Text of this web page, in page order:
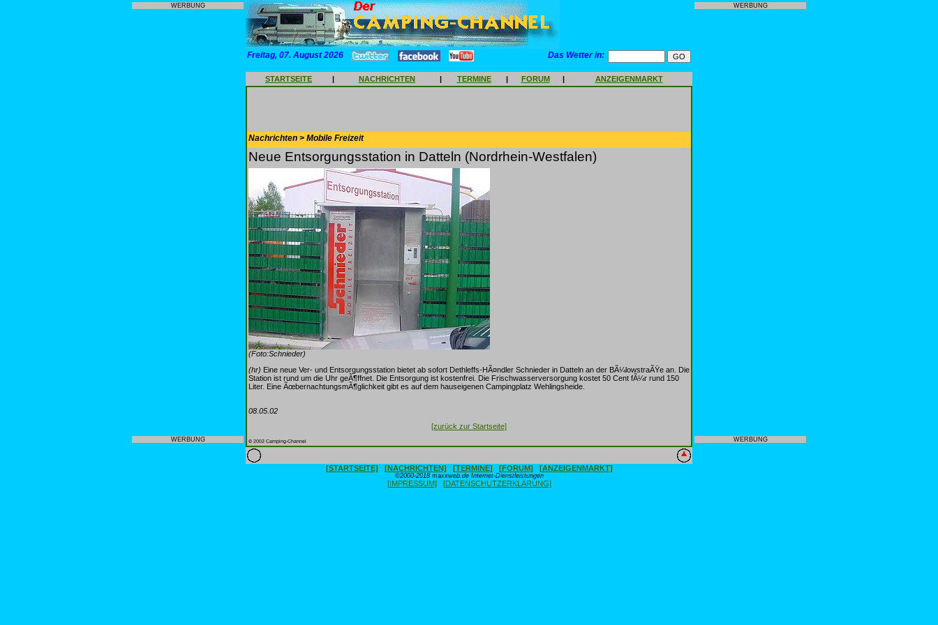
WERBUNG
WERBUNG
Freitag, 07. August 2026 Das Wetter in:
STARTSEITE | NACHRICHTEN | TERMINE | FORUM | ANZEIGENMARKT
Nachrichten > Mobile Freizeit
Neue Entsorgungsstation in Datteln (Nordrhein-Westfalen)
(Foto:Schnieder)
(hr) Eine neue Ver- und Entsorgungsstation bietet ab sofort Dethleffs-HÃ¤ndler Schnieder in Datteln an der BÃ¼lowstraÃŸe an. Die
Station ist rund um die Uhr geÃ¶ffnet. Die Entsorgung ist kostenfrei. Die Frischwasserversorgung kostet 50 Cent fÃ¼r rund 150
Liter. Eine ÃœbernachtungsmÃ¶glichkeit gibt es auf dem hauseigenen Campingplatz Wehlingsheide.
08.05.02
[zurück zur Startseite]
© 2002 Camping-Channel
[STARTSEITE] [NACHRICHTEN] [TERMINE] [FORUM] [ANZEIGENMARKT]
©2000-2018 maxxweb.de Internet-Dienstleistungen
[IMPRESSUM] [DATENSCHUTZERKLÄRUNG]
WERBUNG
WERBUNG